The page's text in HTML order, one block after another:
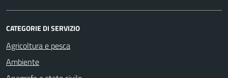
CATEGORIE DI SERVIZIO
Agricoltura e pesca
Ambiente